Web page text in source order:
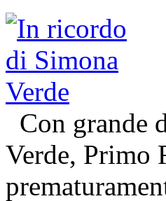
Con grande
Verde, Primo